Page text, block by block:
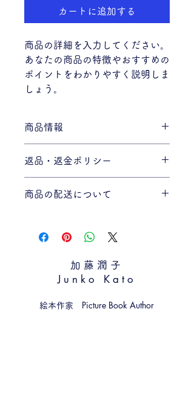
カートに追加する
商品の詳細を入力してください。
あなたの商品の特徴やおすすめの
ポイントをわかりやすく説明しま
しょう。
商品情報
ズ、素材、取扱説明に加え、商品の特
徴やおすすめのポイントなどを説明し
ましょう。
返品・返金ポリシー
商品にご満足いただけなかった場合の
で、お客様の信頼を獲得し、安心して
商品の配送について
てください。配送情報を明確にするこ
て商品をご購入いただけます。
加藤潤子
​Junko Kato
絵本作家 Picture Book Author